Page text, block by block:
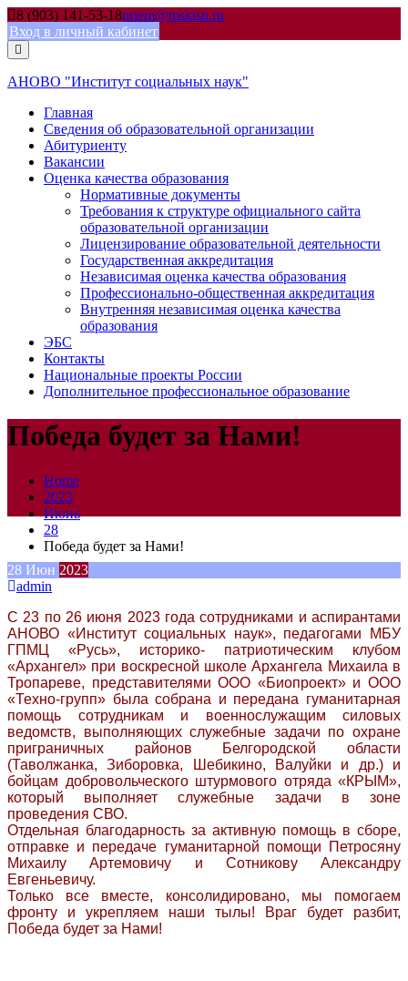
Skip
to
content
8 (903) 141-53-18priem@mskisn.ru
Вход в личный кабинет
АНОВО "Институт социальных наук"
Главная
Сведения об образовательной организации
Абитуриенту
Вакансии
Оценка качества образования
Нормативные документы
Требования к структуре официального сайта
образовательной организации
Лицензирование образовательной деятельности
Государственная аккредитация
Независимая оценка качества образования
Профессионально-общественная аккредитация
Внутренняя независимая оценка качества
образования
ЭБС
Контакты
Национальные проекты России
Дополнительное профессиональное образование
Победа будет за Нами!
Home
2023
Июнь
28
Победа будет за Нами!
28 Июн 2023
admin
С 23 по 26 июня 2023 года сотрудниками и аспирантами
АНОВО «Институт социальных наук», педагогами МБУ
ГПМЦ «Русь», историко- патриотическим клубом
«Архангел» при воскресной школе Архангела Михаила в
Тропареве, представителями ООО «Биопроект» и ООО
«Техно-групп» была собрана и передана гуманитарная
помощь сотрудникам и военнослужащим силовых
ведомств, выполняющих служебные задачи по охране
приграничных районов Белгородской области
(Таволжанка, Зиборовка, Шебикино, Валуйки и др.) и
бойцам добровольческого штурмового отряда «КРЫМ»,
который выполняет служебные задачи в зоне
проведения СВО.
Отдельная благодарность за активную помощь в сборе,
отправке и передаче гуманитарной помощи Петросяну
Михаилу Артемовичу и Сотникову Александру
Евгеньевичу.
Только все вместе, консолидировано, мы помогаем
фронту и укрепляем наши тылы! Враг будет разбит,
Победа будет за Нами!